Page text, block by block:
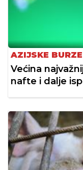
AZIJSKE BURZE
Većina
nafte i dalje